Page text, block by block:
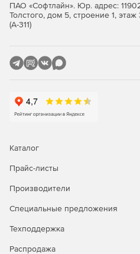
ПАО «Софтлайн». Юр. адрес:
Толстого, дом 5, строение 1,
(А-311)
Каталог
Прайс-листы
Производители
Специальные предложения
Техподдержка
Распродажа